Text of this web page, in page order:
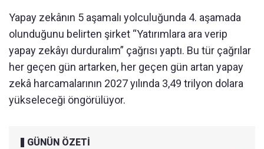
Yapay zekânın 5 aşamalı yolculuğunda 4. aşamada
olunduğunu belirten şirket “Yatırımlara ara verip
yapay zekâyı durduralım” çağrısı yaptı. Bu tür çağrılar
her geçen gün artarken, her geçen gün artan yapay
zekâ harcamalarının 2027 yılında 3,49 trilyon dolara
yükseleceği öngörülüyor.
GÜNÜN ÖZETİ